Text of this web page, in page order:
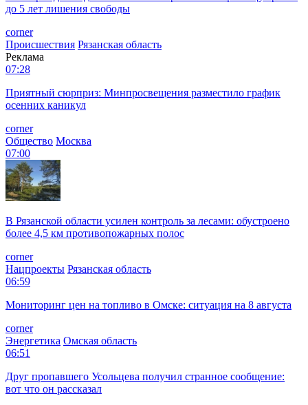
до 5 лет лишения свободы
corner
Происшествия Рязанская область
Реклама
07:28
Приятный сюрприз: Минпросвещения разместило график
осенних каникул
corner
Общество Москва
07:00
В Рязанской области усилен контроль за лесами: обустроено
более 4,5 км противопожарных полос
corner
Нацпроекты Рязанская область
06:59
Мониторинг цен на топливо в Омске: ситуация на 8 августа
corner
Энергетика Омская область
06:51
Друг пропавшего Усольцева получил странное сообщение:
вот что он рассказал